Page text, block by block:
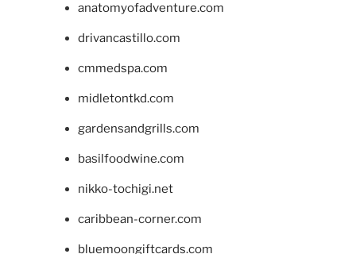
anatomyofadventure.com
drivancastillo.com
cmmedspa.com
midletontkd.com
gardensandgrills.com
basilfoodwine.com
nikko-tochigi.net
caribbean-corner.com
bluemoongiftcards.com